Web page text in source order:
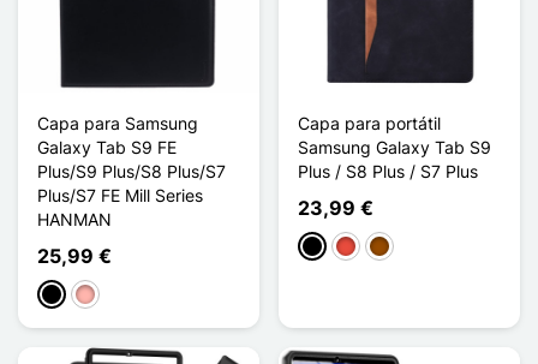
Capa para Samsung
Galaxy Tab S9 FE
Plus/S9 Plus/S8 Plus/S7
Plus/S7 FE Mill Series
HANMAN
25,99 €
PretoOuro rosa
Capa para portátil
Samsung Galaxy Tab S9
Plus / S8 Plus / S7 Plus
23,99 €
PretoVermelhoCastanho